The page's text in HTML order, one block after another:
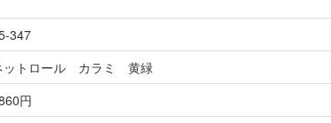
347
ットロール カラミ 黄緑
円